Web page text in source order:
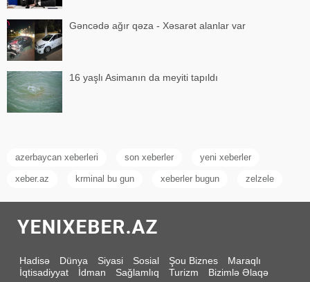
Gəncədə ağır qəza - Xəsarət alanlar var
16 yaşlı Asimanın da meyiti tapıldı
azerbaycan xeberleri son xeberler yeni xeberler
xeber.az krminal bu gun xeberler bugun zelzele
Hadisə Dünya Siyasi Sosial Şou Biznes
Maraqlı
İqtisadiyyat
İdman Sağlamlıq Turizm Bizimlə Əlaqə